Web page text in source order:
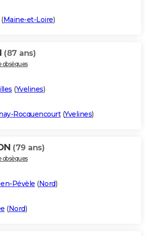
Maine-et-Loire)
(87 ans)
(Yvelines)
Rocquencourt(Yvelines)
(79 ans)
Pévèle (Nord)
(Nord)